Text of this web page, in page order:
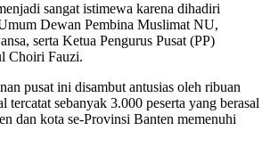
sangat istimewa karena dihadiri
Dewan Pembina Muslimat NU,
serta Ketua Pengurus Pusat (PP)
Choiri Fauzi.
pusat ini disambut antusias oleh ribuan
tercatat sebanyak 3.000 peserta yang berasal
dan kota se-Provinsi Banten memenuhi